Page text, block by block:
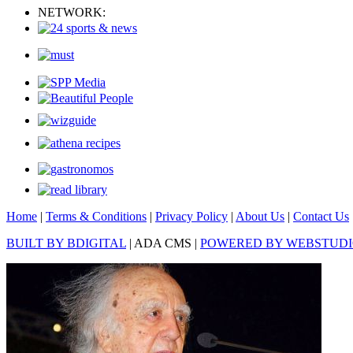
NETWORK:
Home | Terms & Conditions | Privacy Policy | About Us | Contact Us
BUILT BY BDIGITAL | ADA CMS | POWERED BY